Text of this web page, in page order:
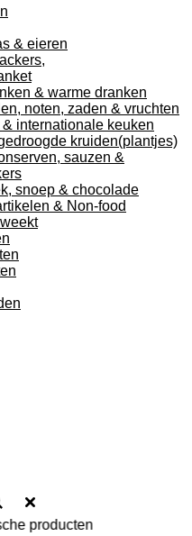
& eieren
& warme dranken
noten, zaden & vruchten
& internationale keuken
kruiden(plantjes)
sauzen &
snoep & chocolade
& Non-food
producten